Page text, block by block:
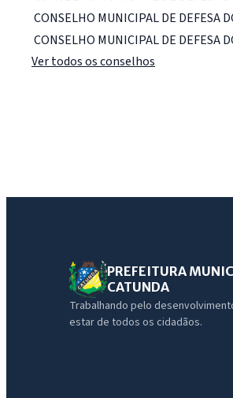
CONSELHO MUNICIPAL DE DEFESA
CONSELHO MUNICIPAL DE DEFESA
Ver todos os conselhos
PREFEITURA
CATUNDA
Trabalhando pelo
estar de todos os cidadãos.